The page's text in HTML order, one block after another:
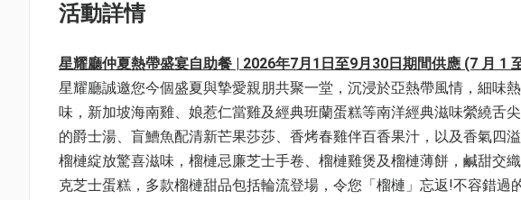
可用
活動詳情
星耀廳仲夏熱帶盛宴自助餐 | 2026年7月1日至9月30日期間供應 (7 月 1
星耀廳誠邀您今個盛夏與摯愛親朋共聚一堂，沉浸於亞熱帶風情，細味
味，新加坡海南雞、娘惹仁當雞及經典班蘭蛋糕等南洋經典滋味縈繞舌
的爵士湯、盲鰽魚配清新芒果莎莎、香烤春雞伴百香果汁，以及香氣四
榴槤綻放驚喜滋味，榴槤忌廉芝士手卷、榴槤雞煲及榴槤薄餅，鹹甜交
克芝士蛋糕，多款榴槤甜品包括輪流登場，令您「榴槤」忘返!不容錯